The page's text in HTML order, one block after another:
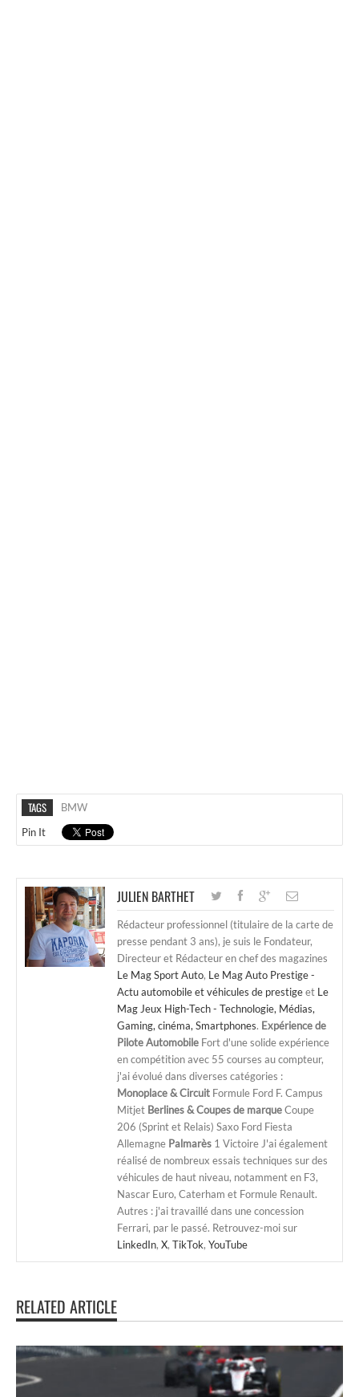
TAGS
BMW
Pin It
JULIEN BARTHET
Rédacteur professionnel (titulaire de la carte de
presse pendant 3 ans), je suis le Fondateur,
Directeur et Rédacteur en chef des magazines
Le Mag Sport Auto, Le Mag Auto Prestige -
Actu automobile et véhicules de prestigeet Le
Mag Jeux High-Tech - Technologie, Médias,
Gaming, cinéma, Smartphones. Expérience de
Pilote Automobile Fort d'une solide expérience
en compétition avec 55 courses au compteur,
j'ai évolué dans diverses catégories :
Monoplace & Circuit Formule Ford F. Campus
Mitjet Berlines & Coupes de marqueCoupe
206 (Sprint et Relais) Saxo Ford Fiesta
Allemagne Palmarès 1 Victoire J'ai également
réalisé de nombreux essais techniques sur des
véhicules de haut niveau, notamment en F3,
Nascar Euro, Caterham et Formule Renault.
Autres : j'ai travaillé dans une concession
Ferrari, par le passé. Retrouvez-moi sur
LinkedIn, X, TikTok, YouTube
RELATED ARTICLE